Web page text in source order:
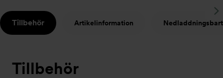
Tillbehör Artikelinformation Nedladdningsbart
Tillbehör